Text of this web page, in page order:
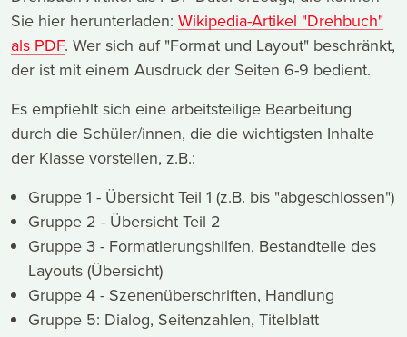
Sie hier herunterladen: Wikipedia-Artikel "Drehbuch"
als PDF. Wer sich auf "Format und Layout" beschränkt,
der ist mit einem Ausdruck der Seiten 6-9 bedient.
Es empfiehlt sich eine arbeitsteilige Bearbeitung
durch die Schüler/innen, die die wichtigsten Inhalte
der Klasse vorstellen, z.B.:
Gruppe 1 - Übersicht Teil 1 (z.B. bis "abgeschlossen")
Gruppe 2 - Übersicht Teil 2
Gruppe 3 - Formatierungshilfen, Bestandteile des
Layouts (Übersicht)
Gruppe 4 - Szenenüberschriften, Handlung
Gruppe 5: Dialog, Seitenzahlen, Titelblatt